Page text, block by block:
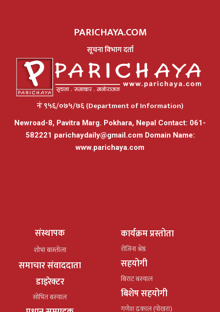
PARICHAYA.COM
सूचना विभाग दर्ता
नंः ९५६/०७५/७६ (Department of Information)
Newroad-8, Pavitra Marg. Pokhara, Nepal Contact: 061-
582221 parichaydaily@gmail.comDomain Name:
www.parichaya.com
संस्थापक
शोभा बास्तोला
समाचार संवाददाता
डाइरेक्टर
सोभित बस्याल
कार्यक्रम प्रस्तोता
रोजिना श्रेष्ठ
सहयोगी
बिराट बस्याल
बिशेष सहयोगी
गणेश ढकाल (पोखरा)